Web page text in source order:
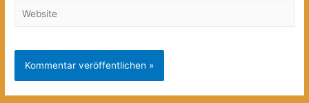
Website